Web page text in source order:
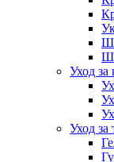
Уход за
Уход за